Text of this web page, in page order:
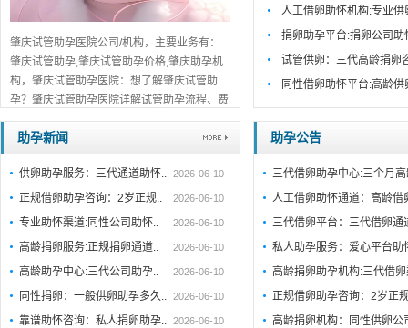
肇庆试管助孕医院公司/机构，主要业务有：
肇庆试管助孕,肇庆试管助孕价格,肇庆助孕机
构，肇庆试管助孕医院：想了解肇庆试管助
孕？肇庆试管助孕医院详解试管助孕流程、费
用及成功率。肇庆正规机构推荐，助您早日好
孕，点击查看。...
人工借卵助怀机构:专业
捐卵助孕平台:捐卵公司
试管供卵：三代高龄捐卵
同性借卵助怀平台:高龄
助孕新闻
供卵助孕服务：三代通道助怀.. 2026-06-10
正规借卵助孕咨询：2岁正规.. 2026-06-10
专业助怀渠道:同性公司助怀.. 2026-06-10
高龄捐卵服务:正规捐卵通道.. 2026-06-10
高龄助孕中心:三代公司助孕.. 2026-06-10
同性捐卵：一般供卵助孕多久.. 2026-06-10
靠谱助怀咨询：私人捐卵助孕.. 2026-06-10
助孕公告
三代借卵助孕中心:三个月
人工借卵助怀通道：高龄
三代借卵平台：三代借卵
私人助孕服务：爱心平台助
高龄捐卵助孕机构:三代借
正规借卵助孕咨询：2岁正
高龄捐卵机构：同性供卵